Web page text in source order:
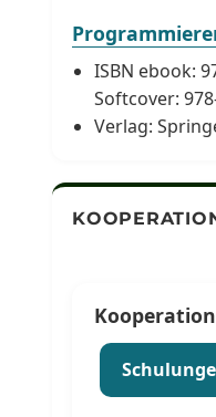
ISBN ebook:
Softcover:
Verlag: